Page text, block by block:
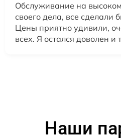
Обслуживание на
своего дела, все сделали
Цены приятно удивили,
всех. Я остался доволен и
Наши